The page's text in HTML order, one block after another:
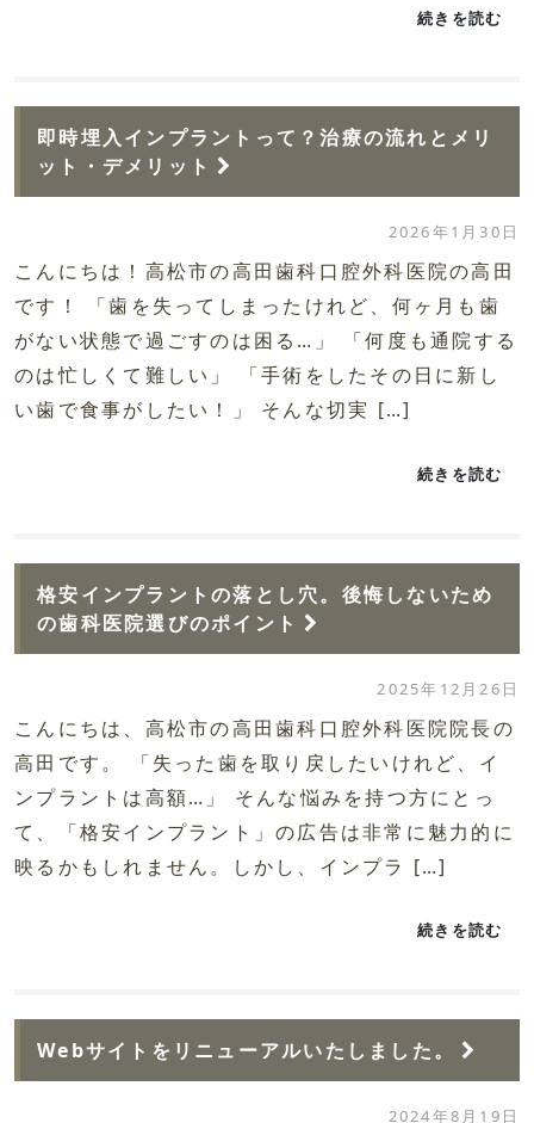
続きを読む
即時埋入インプラントって？治療の流れとメリ
ット・デメリット
2026年1月30日
こんにちは！高松市の高田歯科口腔外科医院の高田
です！ 「歯を失ってしまったけれど、何ヶ月も歯
がない状態で過ごすのは困る…」 「何度も通院する
のは忙しくて難しい」 「手術をしたその日に新し
い歯で食事がしたい！」 そんな切実 […]
続きを読む
格安インプラントの落とし穴。後悔しないため
の歯科医院選びのポイント
2025年12月26日
こんにちは、高松市の高田歯科口腔外科医院院長の
高田です。 「失った歯を取り戻したいけれど、イ
ンプラントは高額…」 そんな悩みを持つ方にとっ
て、「格安インプラント」の広告は非常に魅力的に
映るかもしれません。しかし、インプラ […]
続きを読む
Webサイトをリニューアルいたしました。
2024年8月19日